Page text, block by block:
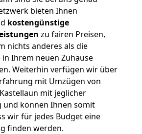
bieten Ihnen
kostengünstige
zu fairen Preisen,
nichts anderes als die
Ihrem neuen Zuhause
Weiterhin verfügen wir über
mit Umzügen von
mit jeglicher
und können Ihnen somit
wir für jedes Budget eine
finden werden.